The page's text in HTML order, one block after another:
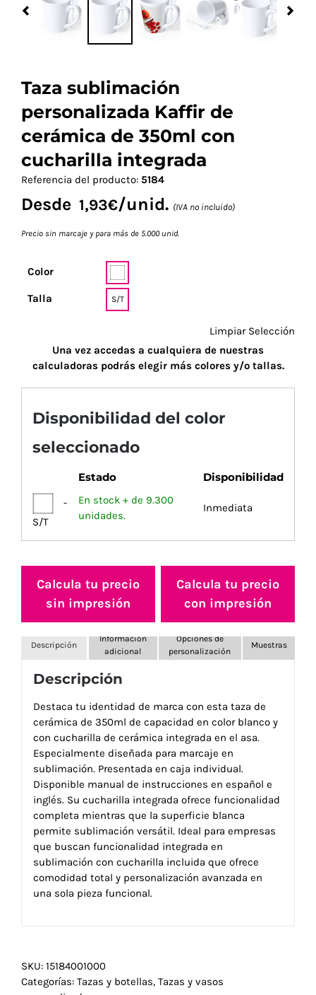
Previous
Taza sublimación
personalizada Kaffir de
cerámica de 350ml con
cucharilla integrada
Referencia del producto: 5184
Desde 1,93€/unid. (IVA no incluido)
Precio sin marcaje y para más de 5.000 unid.
Color
Talla S/T
Limpiar Selección
Una vez accedas a cualquiera de nuestras
calculadoras podrás elegir más colores y/o tallas.
Disponibilidad del color
seleccionado
Estado Disponibilidad
-
S/T
En stock + de 9.300
unidades.
Inmediata
Calcula tu precio
sin impresión
Calcula tu precio
con impresión
Descripción
Información
adicional
Opciones de
personalización
Muestras
Descripción
Destaca tu identidad de marca con esta taza de
cerámica de 350ml de capacidad en color blanco y
con cucharilla de cerámica integrada en el asa.
Especialmente diseñada para marcaje en
sublimación. Presentada en caja individual.
Disponible manual de instrucciones en español e
inglés. Su cucharilla integrada ofrece funcionalidad
completa mientras que la superficie blanca
permite sublimación versátil. Ideal para empresas
que buscan funcionalidad integrada en
sublimación con cucharilla incluida que ofrece
comodidad total y personalización avanzada en
una sola pieza funcional.
SKU: 15184001000
Categorías: Tazas y botellas, Tazas y vasos